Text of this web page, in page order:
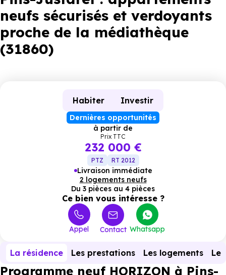
neufs sécurisés et verdoyants
proche de la médiathèque
(31860)
Habiter Investir
Dernières opportunités
à partir de
Prix TTC
232 000 €
PTZ RT 2012
Livraison immédiate
2 logements neufs
Du 3 pièces au 4 pièces
Ce bien vous intéresse ?
Appel Contact Whatsapp
La résidence Les prestations Les logements Le
Programme neuf HORIZON à Pins-